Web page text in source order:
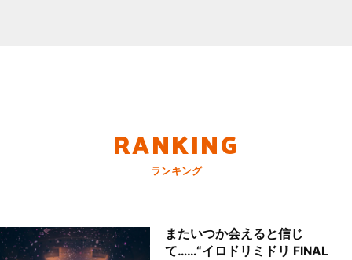
RANKING
ランキング
またいつか会えると信じ
て……“イロドリミドリ FINAL